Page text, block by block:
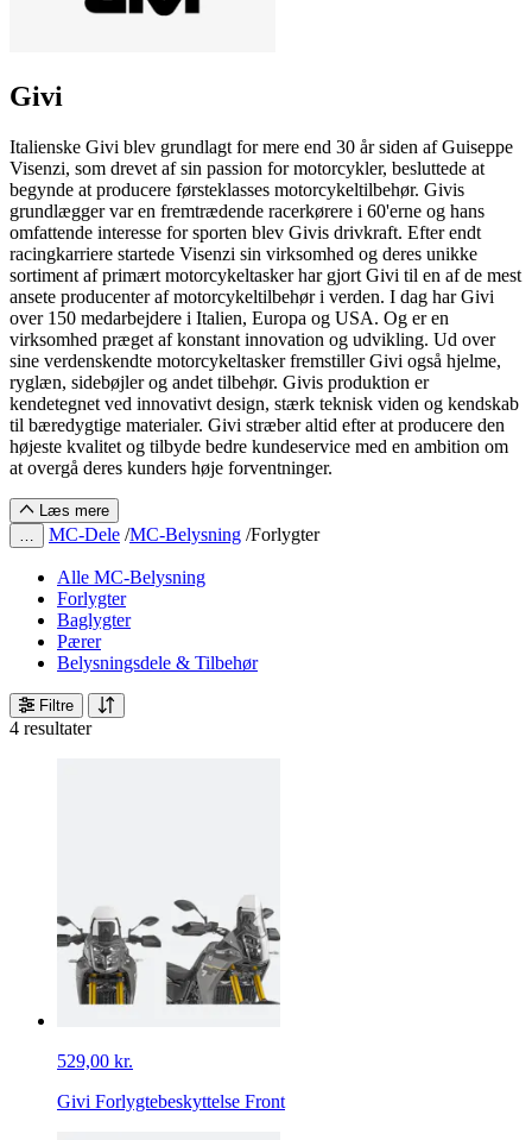
Givi
Italienske Givi blev grundlagt for mere end 30 år siden af Guiseppe
Visenzi, som drevet af sin passion for motorcykler, besluttede at
begynde at producere førsteklasses motorcykeltilbehør. Givis
grundlægger var en fremtrædende racerkørere i 60'erne og hans
omfattende interesse for sporten blev Givis drivkraft. Efter endt
racingkarriere startede Visenzi sin virksomhed og deres unikke
sortiment af primært motorcykeltasker har gjort Givi til en af de mest
ansete producenter af motorcykeltilbehør i verden. I dag har Givi
over 150 medarbejdere i Italien, Europa og USA. Og er en
virksomhed præget af konstant innovation og udvikling. Ud over
sine verdenskendte motorcykeltasker fremstiller Givi også hjelme,
ryglæn, sidebøjler og andet tilbehør. Givis produktion er
kendetegnet ved innovativt design, stærk teknisk viden og kendskab
til bæredygtige materialer. Givi stræber altid efter at producere den
højeste kvalitet og tilbyde bedre kundeservice med en ambition om
at overgå deres kunders høje forventninger.
Læs mere
…
MC-Dele /MC-Belysning /Forlygter
Alle MC-Belysning
Forlygter
Baglygter
Pærer
Belysningsdele & Tilbehør
Filtre
4 resultater
529,00 kr.
Givi Forlygtebeskyttelse Front